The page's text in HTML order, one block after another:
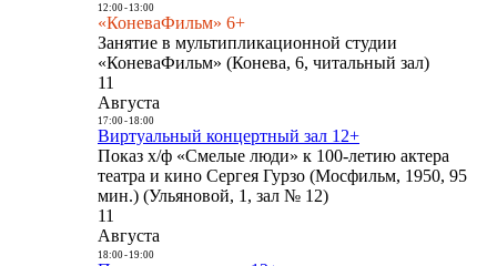
12:00- 13:00
«КоневаФильм» 6+
Занятие в мультипликационной студии
«КоневаФильм» (Конева, 6, читальный зал)
11
Августа
17:00- 18:00
Виртуальный концертный зал 12+
Показ х/ф «Смелые люди» к 100-летию актера
театра и кино Сергея Гурзо (Мосфильм, 1950, 95
мин.) (Ульяновой, 1, зал № 12)
11
Августа
18:00- 19:00